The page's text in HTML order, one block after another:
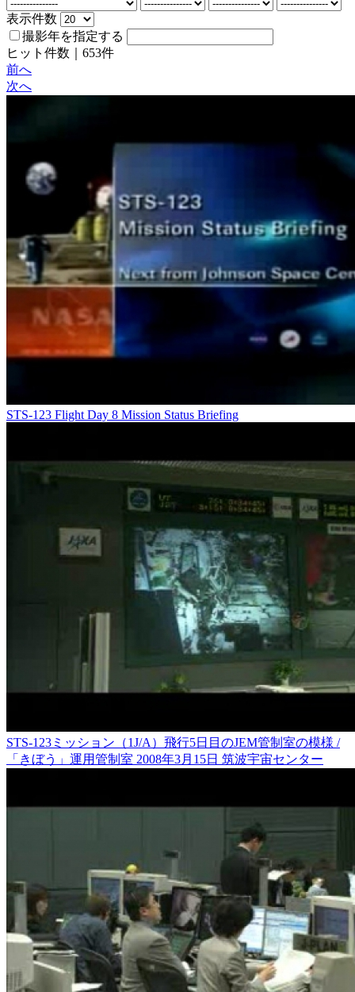
表示件数
撮影年を指定する
ヒット件数｜ 653件
前へ
次へ
STS-123 Flight Day 8 Mission Status Briefing
STS-123ミッション（1J/A）飛行5日目のJEM管制室の模様 /
「きぼう」運用管制室 2008年3月15日 筑波宇宙センター